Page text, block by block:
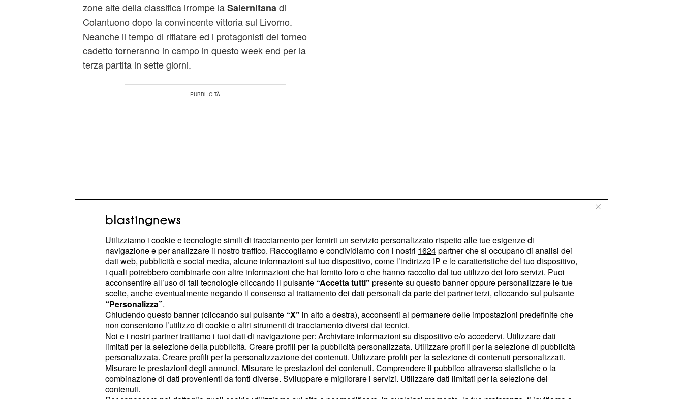
zone alte della classifica irrompe laSalernitana di
Colantuono dopo la convincente vittoria sul Livorno.
Neanche il tempo di rifiatare ed i protagonisti del torneo
cadetto torneranno in campo in questo week end per la
terza partita in sette giorni.
La giornata si aprirà questa sera, calcio d’inizio alle ore 21,
con l’anticipo Verona-Cremonese. Nel dettaglio analizziamo
le sfide dell’undicesimo turno con irelativipronosticie le
quote delle singole partite
I pronostici del week end di serie B
Verona-Cremonese: gli scaligeri vanno a caccia del riscatto
dopo il passo falso di Ascoli. Finora il cammino casalingo
del Verona è stato quasi perfetto mentre la Cremonese sta
Utilizziamo i cookie e tecnologie simili di tracciamento per fornirti un servizio personalizzato rispetto alle tue esigenze di
navigazione e per analizzare il nostro traffico. Raccogliamo e condividiamo con i nostri 1624partner che si occupano di analisi dei
dati web, pubblicità e social media, alcune informazioni sul tuo dispositivo, come l’indirizzo IP e le caratteristiche del tuo dispositivo,
i quali potrebbero combinarle con altre informazioni che hai fornito loro o che hanno raccolto dal tuo utilizzo dei loro servizi. Puoi
acconsentire all’uso di tali tecnologie cliccando il pulsante “Accetta tutti” presente su questo banner oppure personalizzare le tue
scelte, anche eventualmente negando il consenso al trattamento dei dati personali da parte dei partner terzi, cliccando sul pulsante
“Personalizza”.
Chiudendo questo banner (cliccando sul pulsante “X” in alto a destra), acconsenti al permanere delle impostazioni predefinite che
non consentono l’utilizzo di cookie o altri strumenti di tracciamento diversi dai tecnici.
Noi e i nostri partner trattiamo i tuoi dati di navigazione per: Archiviare informazioni su dispositivo e/o accedervi. Utilizzare dati
limitati per la selezione della pubblicità. Creare profili per la pubblicità personalizzata. Utilizzare profili per la selezione di pubblicità
personalizzata. Creare profili per la personalizzazione dei contenuti. Utilizzare profili per la selezione di contenuti personalizzati.
Misurare le prestazioni degli annunci. Misurare le prestazioni dei contenuti. Comprendere il pubblico attraverso statistiche o la
combinazione di dati provenienti da fonti diverse. Sviluppare e migliorare i servizi. Utilizzare dati limitati per la selezione dei
contenuti.